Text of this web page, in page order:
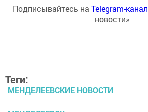
Подписывайтесь на Telegram-канал
новости»
Теги:
МЕНДЕЛЕЕВСКИЕ НОВОСТИ